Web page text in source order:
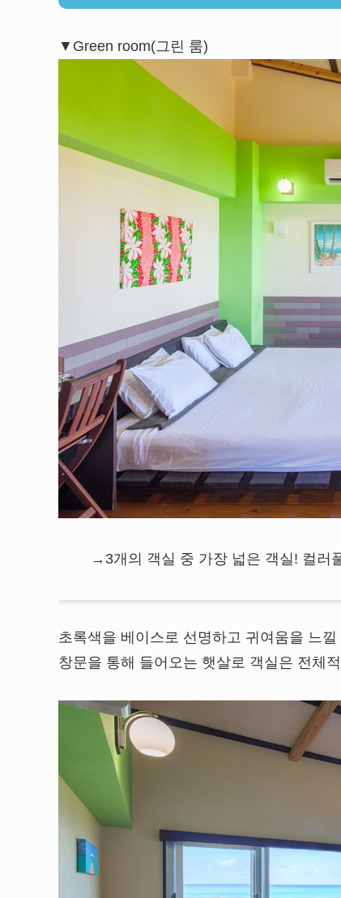
▼Green room(그린 룸)
→3개의 객실 중 가장 넓은 객실! 컬러
초록색을 베이스로 선명하고 귀여움을 느
창문을 통해 들어오는 햇살로 객실은 전체